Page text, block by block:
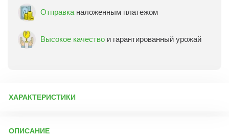
Отправка наложенным платежом
Высокое качество и гарантированный урожай
ХАРАКТЕРИСТИКИ
Бренд товара:
ОПИСАНИЕ